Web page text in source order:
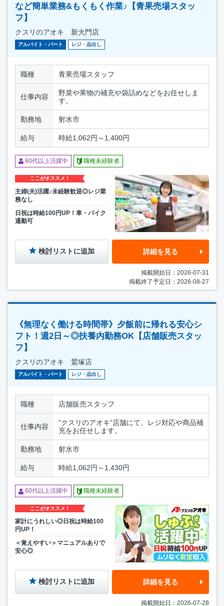
など簡単業務&もくもく作業♪【青果売場スタッ
フ】
クスリのアオキ 新大門店
アルバイト・パート レジ・品出し
職種 青果売場スタッフ
仕事内容
野菜や果物の補充や袋詰めなどをお任せしま
す。
勤務地 射水市
給与 時給1,062円～1,400円
60代以上活躍中 職種未経験者
ここがオススメ！
主婦(夫)活躍♪未経験歓迎◎レジ業
務なし
日祝は時給100円UP！車・バイク
通勤可
検討リストに追加 詳細を見る
掲載開始日：2026-07-31
掲載終了予定日：2026-08-27
《無理なく働ける時間帯》夕飯前に帰れる安心シ
フト！週2日～◎扶養内勤務OK【店舗販売スタッ
フ】
クスリのアオキ 鷲塚店
アルバイト・パート レジ・品出し
職種 店舗販売スタッフ
仕事内容
"クスリのアオキ"店舗にて、レジ対応や商品補
充をお任せします。
勤務地 射水市
給与 時給1,062円～1,430円
60代以上活躍中 職種未経験者
ここがオススメ！
家計にうれしい◎日祝は時給100
円UP！
＜覚えやすい＞マニュアルありで
安心◎
検討リストに追加 詳細を見る
掲載開始日：2026-07-28